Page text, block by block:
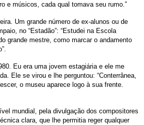
e músicos, cada qual tomava seu rumo.”
Um grande número de ex-alunos ou de
no “Estadão”: “Estudei na Escola
grande mestre, como marcar o andamento
Eu era uma jovem estagiária e ele me
Ele se virou e lhe perguntou: “Conterrânea,
o museu aparece logo à sua frente.
mundial, pela divulgação dos compositores
clara, que lhe permitia reger qualquer